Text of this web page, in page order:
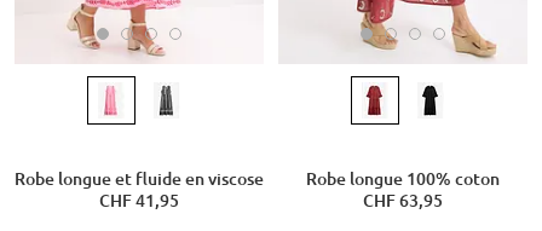
Robe longue et fluide en viscose
CHF 41,95
Robe longue 100% coton
CHF 63,95